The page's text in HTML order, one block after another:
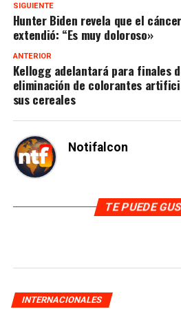
SIGUIENTE
Hunter Biden revela que el
extendió: “Es muy doloroso»
ANTERIOR
Kellogg adelantará para finales
eliminación de colorantes
sus cereales
Notifalcon
TE PUEDE
INTERNACIONALES